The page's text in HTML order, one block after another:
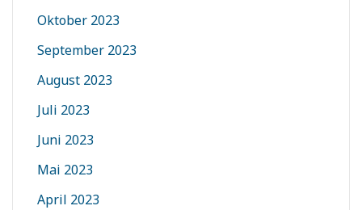
Oktober 2023
September 2023
August 2023
Juli 2023
Juni 2023
Mai 2023
April 2023